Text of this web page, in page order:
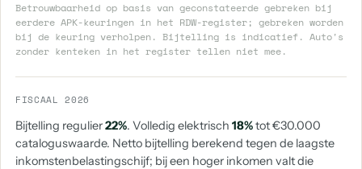
Betrouwbaarheid op basis van geconstateerde gebreken bij
eerdere APK-keuringen in het RDW-register; gebreken worden
bij de keuring verholpen. Bijtelling is indicatief. Auto's
zonder kenteken in het register tellen niet mee.
FISCAAL 2026
Bijtelling regulier22%. Volledig elektrisch 18%tot €30.000
cataloguswaarde. Netto bijtelling berekend tegen de laagste
inkomstenbelastingschijf; bij een hoger inkomen valt die